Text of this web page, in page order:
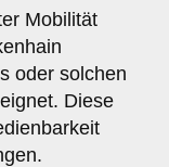
Mobilität
oder solchen
Diese